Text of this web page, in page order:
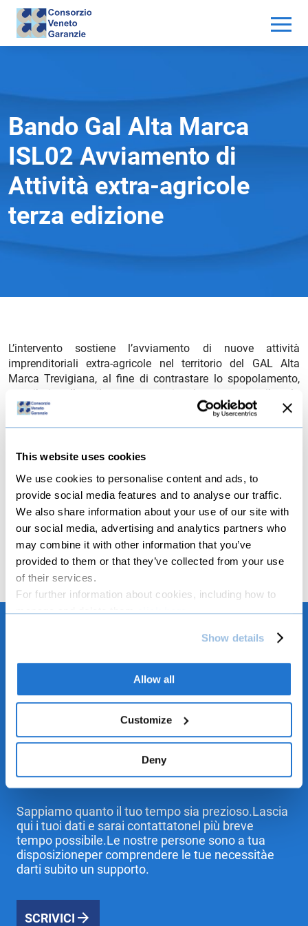
This website uses cookies
We use cookies to personalise content and ads, to
provide social media features and to analyse our traffic.
We also share information about your use of our site with
our social media, advertising and analytics partners who
may combine it with other information that you’ve
provided to them or that they’ve collected from your use
of their services.
For further information about cookies, including how to
manage and delete themclick here.
Show details
Allow all
Customize
Deny
Bando Gal Alta Marca
ISL02 Avviamento di
Attività extra-agricole
terza edizione
L’intervento sostiene l’avviamento di nuove attività
imprenditoriali extra-agricole nel territorio del GAL Alta
Marca Trevigiana, al fine di contrastare lo spopolamento,
contribuire allo sviluppo occupazionale e sostenere il ruolo
della microimprenditoria e della piccola impresa nel
rafforzamento del tessuto economico e sociale delle aree
Commerciale, Artigianale, di Servizio
2026
file_download scheda sintetica bando
Entra in contatto con noi!
Sappiamo quanto il tuo tempo sia prezioso.Lascia
qui i tuoi dati e sarai contattatonel più breve
tempo possibile.Le nostre persone sono a tua
disposizioneper comprendere le tue necessitàe
darti subito un supporto.
SCRIVICI